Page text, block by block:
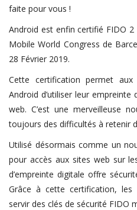
faite pour vous !
Android est enfin certifié FIDO 2
Mobile World Congress de
28 Février 2019.
Cette certification permet aux
Android d’utiliser leur
web. C’est une merveilleuse
toujours des difficultés à retenir
Utilisé désormais comme un
pour accès aux sites web sur
d’empreinte digitale offre
Grâce à cette certification, les
servir des clés de sécurité FIDO